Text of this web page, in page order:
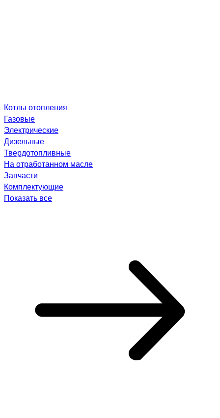
Котлы отопления
Газовые
Электрические
Дизельные
Твердотопливные
На отработанном масле
Запчасти
Комплектующие
Показать все